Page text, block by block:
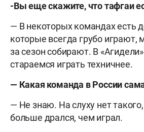
-Вы еще скажите, что тафгаи
— В некоторых командах есть
которые всегда грубо играют,
за сезон собирают. В «Агидели»
стараемся играть техничнее.
— Какая команда в России
— Не знаю. На слуху нет
больше дрался, чем играл.